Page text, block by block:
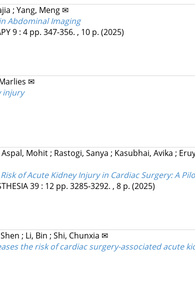
; Yang, Meng ✉
Abdominal Imaging
9: 4 pp. 347-356. , 10 p. (2025)
✉
injury
Aspal, Mohit; Rastogi, Sanya ; Kasubhai, Avika ;
of Acute Kidney Injury in Cardiac Surgery: A
39: 12 pp. 3285-3292. , 8 p. (2025)
; Li, Bin ; Shi, Chunxia ✉
the risk of cardiac surgery-associated acute